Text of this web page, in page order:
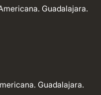
Guadalajara.
Guadalajara.